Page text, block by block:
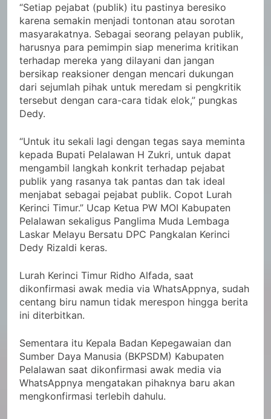
“Setiap pejabat (publik) itu pastinya beresiko
karena semakin menjadi tontonan atau sorotan
masyarakatnya. Sebagai seorang pelayan publik,
harusnya para pemimpin siap menerima kritikan
terhadap mereka yang dilayani dan jangan
bersikap reaksioner dengan mencari dukungan
dari sejumlah pihak untuk meredam si pengkritik
tersebut dengan cara-cara tidak elok,” pungkas
Dedy.
“Untuk itu sekali lagi dengan tegas saya meminta
kepada Bupati Pelalawan H Zukri, untuk dapat
mengambil langkah konkrit terhadap pejabat
publik yang rasanya tak pantas dan tak ideal
menjabat sebagai pejabat publik. Copot Lurah
Kerinci Timur.” Ucap Ketua PW MOI Kabupaten
Pelalawan sekaligus Panglima Muda Lembaga
Laskar Melayu Bersatu DPC Pangkalan Kerinci
Dedy Rizaldi keras.
Lurah Kerinci Timur Ridho Alfada, saat
dikonfirmasi awak media via WhatsAppnya, sudah
centang biru namun tidak merespon hingga berita
ini diterbitkan.
Sementara itu Kepala Badan Kepegawaian dan
Sumber Daya Manusia (BKPSDM) Kabupaten
Pelalawan saat dikonfirmasi awak media via
WhatsAppnya mengatakan pihaknya baru akan
mengkonfirmasi terlebih dahulu.